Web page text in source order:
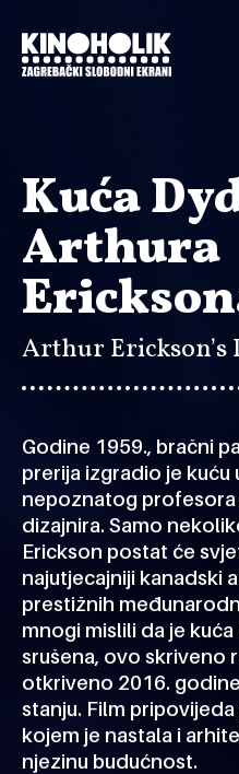
glavni
sadržaj
Kuća
Arthura
Arthur Erickson’s
Godine 1959., bračni
prerija izgradio je kuću
nepoznatog
dizajnira. Samo
Erickson postat će
najutjecajniji kanadski
prestižnih
mnogi mislili da je
srušena, ovo skriveno
otkriveno 2016.
stanju. Film
kojem je nastala i
njezinu budućnost.